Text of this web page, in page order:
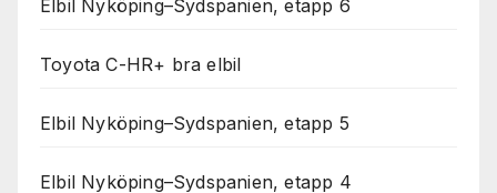
Elbil Nyköping–Sydspanien, etapp 6
Toyota C-HR+ bra elbil
Elbil Nyköping–Sydspanien, etapp 5
Elbil Nyköping–Sydspanien, etapp 4